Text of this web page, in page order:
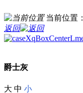
当前位置：
返回
爵士灰
大 中 小